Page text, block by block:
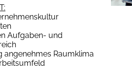
Aufgaben- und
angenehmes Raumklima